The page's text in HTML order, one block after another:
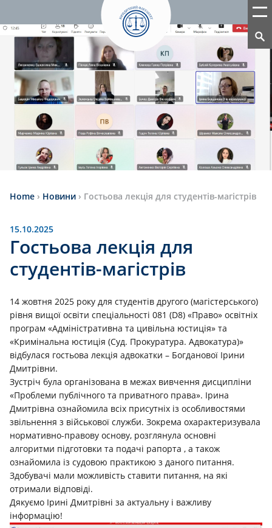
Home › Новини › Гостьова лекція для студентів-магістрів
15.10.2025
Гостьова лекція для
студентів-магістрів
14 жовтня 2025 року для студентів другого (магістерського)
рівня вищої освіти спеціальності 081 (D8) «Право» освітніх
програм «Адміністративна та цивільна юстиція» та
«Кримінальна юстиція (Суд. Прокуратура. Адвокатура)»
відбулася гостьова лекція адвокатки – Богданової Ірини
Дмитрівни.
Зустріч була організована в межах вивчення дисципліни
«Проблеми публічного та приватного права». Ірина
Дмитрівна ознайомила всіх присутніх із особливостями
звільнення з військової служби. Зокрема охарактеризувала
нормативно-правову основу, розглянула основні
алгоритми підготовки та подачі рапорта , а також
ознайомила із судовою практикою з даного питання.
Здобувачі мали можливість ставити питання, на які
отримали відповіді.
Дякуємо Ірині Дмитрівні за актуальну і важливу
інформацію!